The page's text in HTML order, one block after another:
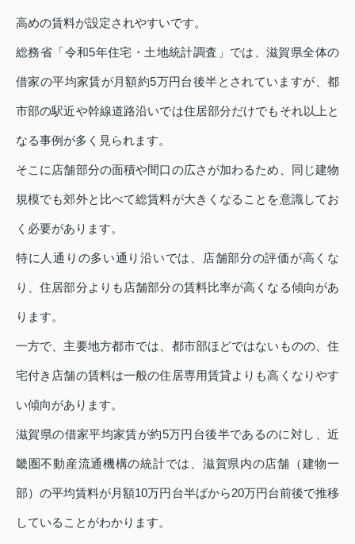
高めの賃料が設定されやすいです。
総務省「令和5年住宅・土地統計調査」では、滋賀県全体の
借家の平均家賃が月額約5万円台後半とされていますが、都
市部の駅近や幹線道路沿いでは住居部分だけでもそれ以上と
なる事例が多く見られます。
そこに店舗部分の面積や間口の広さが加わるため、同じ建物
規模でも郊外と比べて総賃料が大きくなることを意識してお
く必要があります。
特に人通りの多い通り沿いでは、店舗部分の評価が高くな
り、住居部分よりも店舗部分の賃料比率が高くなる傾向があ
ります。
一方で、主要地方都市では、都市部ほどではないものの、住
宅付き店舗の賃料は一般の住居専用賃貸よりも高くなりやす
い傾向があります。
滋賀県の借家平均家賃が約5万円台後半であるのに対し、近
畿圏不動産流通機構の統計では、滋賀県内の店舗（建物一
部）の平均賃料が月額10万円台半ばから20万円台前後で推移
していることがわかります。